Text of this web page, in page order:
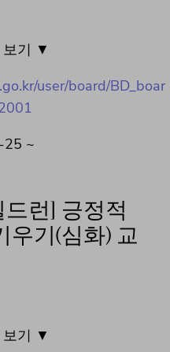
보기 ▼
user/board/BD_boar
25 ~
드런] 긍정적
우기(심화) 교
보기 ▼